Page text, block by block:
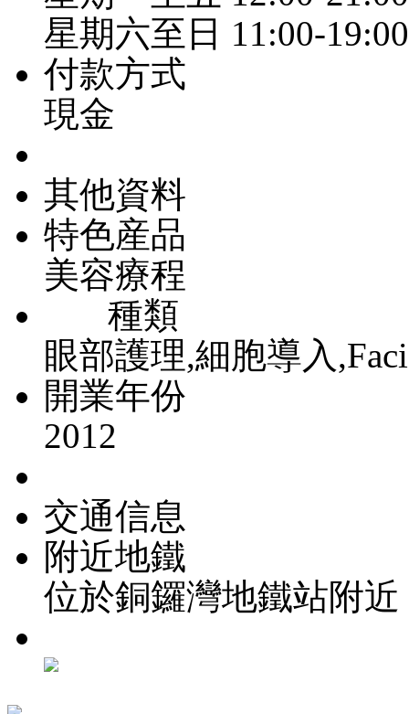
星期六至日 11:00-19:00
付款方式
現金
其他資料
特色産品
美容療程
種類
眼部護理,細胞導入
開業年份
2012
交通信息
附近地鐵
位於銅鑼灣地鐵站附近